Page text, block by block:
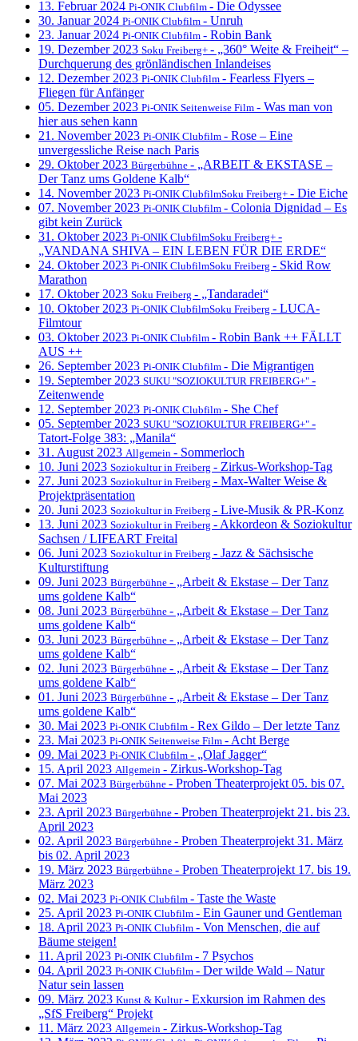
13. Februar 2024 Pi-ONIK Clubfilm - Die Odyssee
30. Januar 2024 Pi-ONIK Clubfilm - Unruh
23. Januar 2024 Pi-ONIK Clubfilm - Robin Bank
19. Dezember 2023 Soku Freiberg+ - „360° Weite & Freiheit“ –
Durchquerung des grönländischen Inlandeises
12. Dezember 2023 Pi-ONIK Clubfilm - Fearless Flyers –
Fliegen für Anfänger
05. Dezember 2023 Pi-ONIK Seitenweise Film - Was man von
hier aus sehen kann
21. November 2023 Pi-ONIK Clubfilm - Rose – Eine
unvergessliche Reise nach Paris
29. Oktober 2023 Bürgerbühne - „ARBEIT & EKSTASE –
Der Tanz ums Goldene Kalb“
14. November 2023 Pi-ONIK ClubfilmSoku Freiberg+ - Die Eiche
07. November 2023 Pi-ONIK Clubfilm - Colonia Dignidad – Es
gibt kein Zurück
31. Oktober 2023 Pi-ONIK ClubfilmSoku Freiberg+ -
„VANDANA SHIVA – EIN LEBEN FÜR DIE ERDE“
24. Oktober 2023 Pi-ONIK ClubfilmSoku Freiberg - Skid Row
Marathon
17. Oktober 2023 Soku Freiberg - „Tandaradei“
10. Oktober 2023 Pi-ONIK ClubfilmSoku Freiberg - LUCA-
Filmtour
03. Oktober 2023 Pi-ONIK Clubfilm - Robin Bank ++ FÄLLT
AUS ++
26. September 2023 Pi-ONIK Clubfilm - Die Migrantigen
19. September 2023 SUKU "SOZIOKULTUR FREIBERG+" -
Zeitenwende
12. September 2023 Pi-ONIK Clubfilm - She Chef
05. September 2023 SUKU "SOZIOKULTUR FREIBERG+" -
Tatort-Folge 383: „Manila“
31. August 2023 Allgemein - Sommerloch
10. Juni 2023 Soziokultur in Freiberg - Zirkus-Workshop-Tag
27. Juni 2023 Soziokultur in Freiberg - Max-Walter Weise &
Projektpräsentation
20. Juni 2023 Soziokultur in Freiberg - Live-Musik & PR-Konz
13. Juni 2023 Soziokultur in Freiberg - Akkordeon & Soziokultur
Sachsen / LIFEART Freital
06. Juni 2023 Soziokultur in Freiberg - Jazz & Sächsische
Kulturstiftung
09. Juni 2023 Bürgerbühne - „Arbeit & Ekstase – Der Tanz
ums goldene Kalb“
08. Juni 2023 Bürgerbühne - „Arbeit & Ekstase – Der Tanz
ums goldene Kalb“
03. Juni 2023 Bürgerbühne - „Arbeit & Ekstase – Der Tanz
ums goldene Kalb“
02. Juni 2023 Bürgerbühne - „Arbeit & Ekstase – Der Tanz
ums goldene Kalb“
01. Juni 2023 Bürgerbühne - „Arbeit & Ekstase – Der Tanz
ums goldene Kalb“
30. Mai 2023 Pi-ONIK Clubfilm - Rex Gildo – Der letzte Tanz
23. Mai 2023 Pi-ONIK Seitenweise Film - Acht Berge
09. Mai 2023 Pi-ONIK Clubfilm - „Olaf Jagger“
15. April 2023 Allgemein - Zirkus-Workshop-Tag
07. Mai 2023 Bürgerbühne - Proben Theaterprojekt 05. bis 07.
Mai 2023
23. April 2023 Bürgerbühne - Proben Theaterprojekt 21. bis 23.
April 2023
02. April 2023 Bürgerbühne - Proben Theaterprojekt 31. März
bis 02. April 2023
19. März 2023 Bürgerbühne - Proben Theaterprojekt 17. bis 19.
März 2023
02. Mai 2023 Pi-ONIK Clubfilm - Taste the Waste
25. April 2023 Pi-ONIK Clubfilm - Ein Gauner und Gentleman
18. April 2023 Pi-ONIK Clubfilm - Von Menschen, die auf
Bäume steigen!
11. April 2023 Pi-ONIK Clubfilm - 7 Psychos
04. April 2023 Pi-ONIK Clubfilm - Der wilde Wald – Natur
Natur sein lassen
09. März 2023 Kunst & Kultur- Exkursion im Rahmen des
„SfS Freiberg“ Projekt
11. März 2023 Allgemein - Zirkus-Workshop-Tag